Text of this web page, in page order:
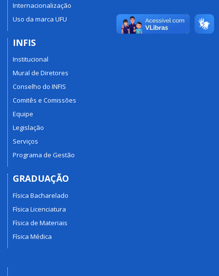
Internacionalização
Uso da marca UFU
INFIS
Institucional
Mural de Diretores
Conselho do INFIS
Comitês e Comissões
Equipe
Legislação
Serviços
Programa de Gestão
GRADUAÇÃO
Física Bacharelado
Física Licenciatura
Física de Materiais
Física Médica